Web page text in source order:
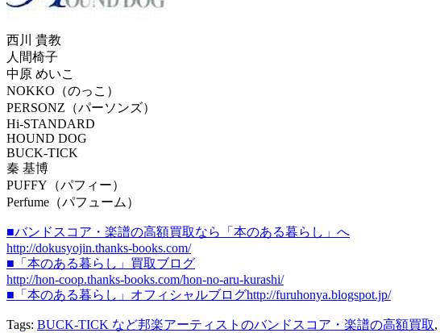
西川 貴教
人間椅子
中原 めいこ
NOKKO（のっこ）
PERSONZ（パーソンズ）
Hi-STANDARD
HOUND DOG
BUCK-TICK
秦 基博
PUFFY（パフィー）
Perfume（パフューム）
■バンドスコア・楽譜の高額買取なら「本のある暮らし」へ
http://dokusyojin.thanks-books.com/
■「本のある暮らし」買取ブログ
http://hon-coop.thanks-books.com/hon-no-aru-kurashi/
■「本のある暮らし」オフィシャルブログhttp://furuhonya.blogspot.jp/
Tags: BUCK-TICK など邦楽アーティストのバンドスコア・楽譜の高額買取,